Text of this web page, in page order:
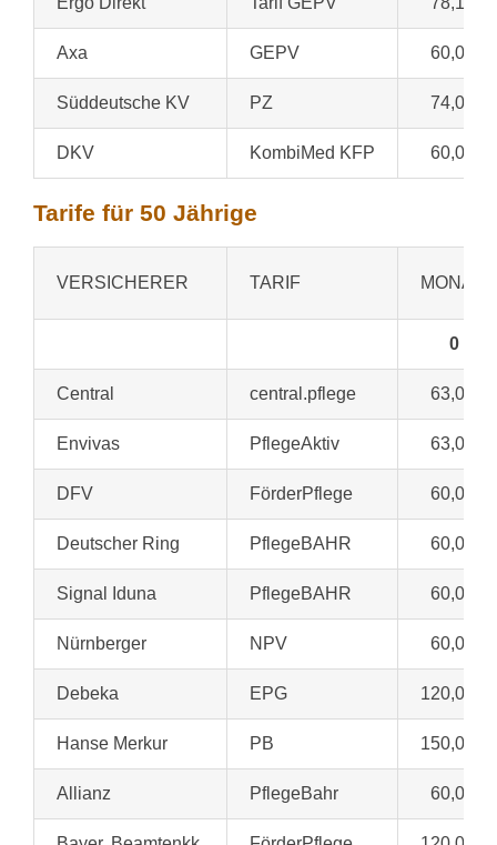
Axa GEPV 60,00 €
Süddeutsche KV PZ 74,00 €
DKV KombiMed KFP 60,00 €
Tarife für 50 Jährige
VERSICHERER TARIF
0
Central central.pflege 63,00 €
Envivas PflegeAktiv 63,00 €
DFV FörderPflege 60,00 €
Deutscher Ring PflegeBAHR 60,00 €
Signal Iduna PflegeBAHR 60,00 €
Nürnberger NPV 60,00 €
Debeka EPG 120,00 €
Hanse Merkur PB 150,00 €
Allianz PflegeBahr 60,00 €